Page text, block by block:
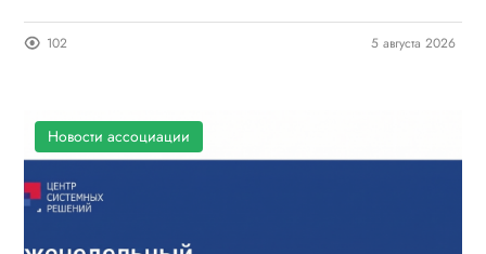
102 5 августа 2026
Новости ассоциации